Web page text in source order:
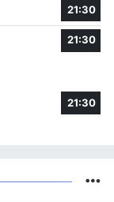
21:30
21:30
21:30